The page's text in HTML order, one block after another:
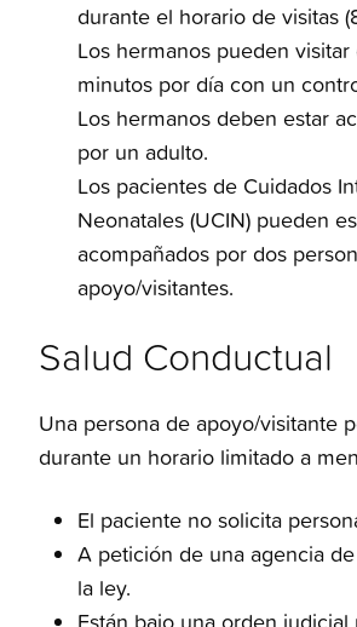
durante el horario de visitas
Los hermanos pueden
minutos por día con un
Los hermanos deben estar
por un adulto.
Los pacientes de Cuidados
Neonatales (UCIN) pueden
acompañados por dos
apoyo/visitantes.
Salud Conductual
Una persona de apoyo/visitante
durante un horario limitado a
El paciente no solicita
A petición de una agencia
la ley.